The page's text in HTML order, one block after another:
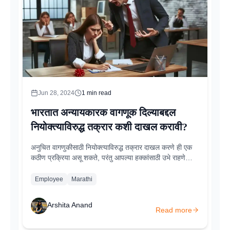
Jun 28, 2024 1 min read
भारतात अन्यायकारक वागणूक दिल्याबद्दल
नियोक्त्याविरुद्ध तक्रार कशी दाखल करावी?
अनुचित वागणुकीसाठी नियोक्त्याविरुद्ध तक्रार दाखल करणे ही एक
कठीण प्रक्रिया असू शकते, परंतु आपल्या हक्कांसाठी उभे राहणे
की तुमची तक्रार ऐकली गेली आहे आणि योग्यरित्या संबोधित केले
Employee Marathi
Arshita Anand
Read more